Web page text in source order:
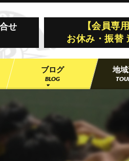
野田
せ
【会員専用
お休み・振替
ブログ
BLOG
地